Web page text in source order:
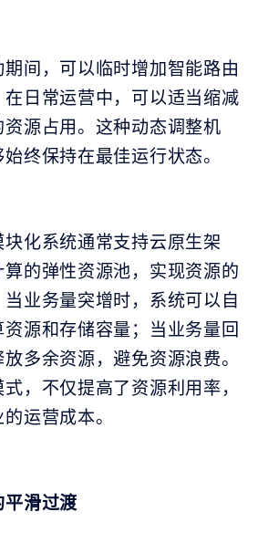
间，可以临时增加智能路由
日常运营中，可以适当缩减
源占用。这种动态调整机
终保持在最佳运行状态。
化系统通常支持云原生架
的弹性资源池，实现资源的
业务量突增时，系统可以自
源和存储容量；当业务量回
多余资源，避免资源浪费。
，不仅提高了资源利用率，
运营成本。
平滑过渡